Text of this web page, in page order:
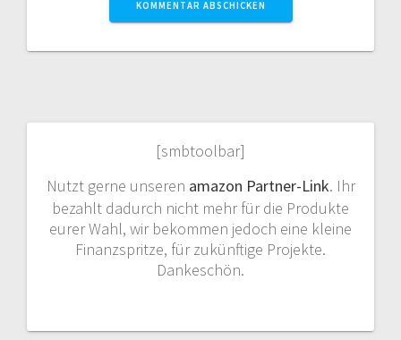
[smbtoolbar]
Nutzt gerne unseren amazon Partner-Link. Ihr
bezahlt dadurch nicht mehr für die Produkte
eurer Wahl, wir bekommen jedoch eine kleine
Finanzspritze, für zukünftige Projekte.
Dankeschön.